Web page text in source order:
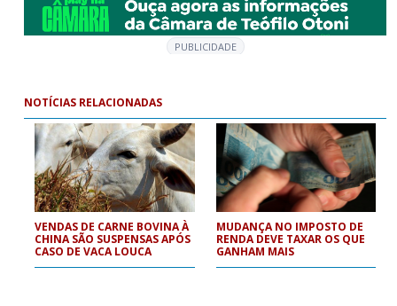
PUBLICIDADE
NOTÍCIAS RELACIONADAS
VENDAS DE CARNE BOVINA À
CHINA SÃO SUSPENSAS APÓS
CASO DE VACA LOUCA
MUDANÇA NO IMPOSTO DE
RENDA DEVE TAXAR OS QUE
GANHAM MAIS